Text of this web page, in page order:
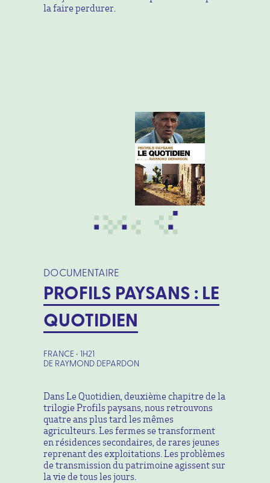
la faire perdurer.
DOCUMENTAIRE
PROFILS PAYSANS : LE
QUOTIDIEN
FRANCE • 1H21
DE RAYMOND DEPARDON
Dans Le Quotidien, deuxième chapitre de la
trilogie Profils paysans, nous retrouvons
quatre ans plus tard les mêmes
agriculteurs. Les fermes se transforment
en résidences secondaires, de rares jeunes
reprenant des exploitations. Les problèmes
de transmission du patrimoine agissent sur
la vie de tous les jours.